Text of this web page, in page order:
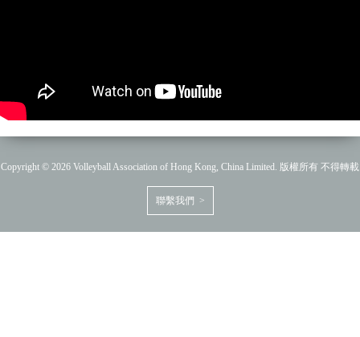
Copyright © 2026 Volleyball Association of Hong Kong, China Limited. 版權所有 不得轉載
聯繫我們 >